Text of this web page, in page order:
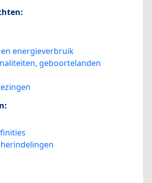
energieverbruik
geboortelanden